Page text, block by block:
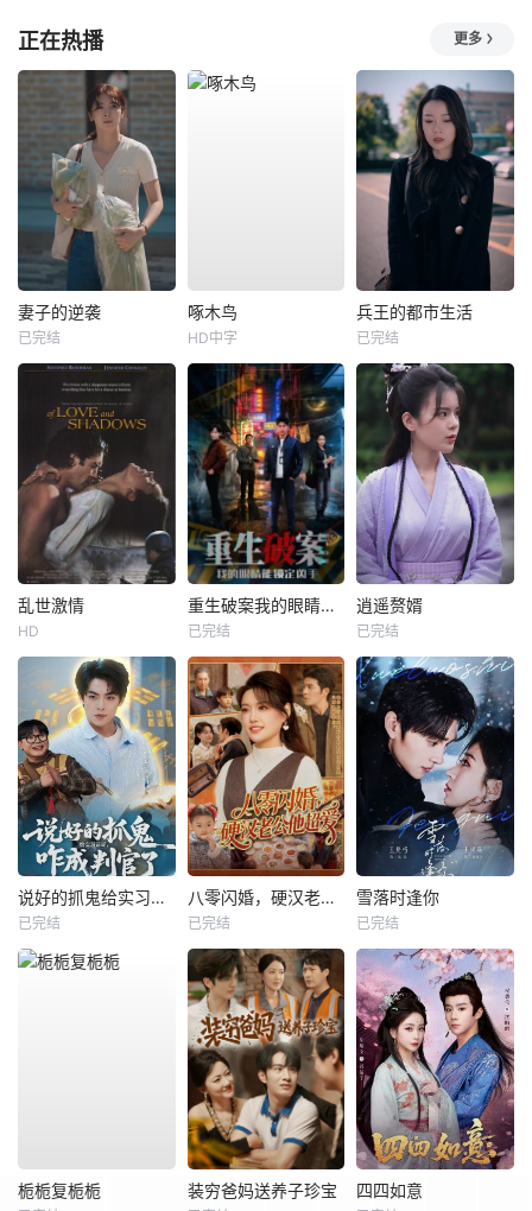
正在热播 更多
妻子的逆袭
已完结
啄木鸟
HD中字
兵王的都市生活
已完结
乱世激情
HD
重生破案我的眼睛能锁定凶手
已完结
逍遥赘婿
已完结
说好的抓鬼给实习证明，咋成判官了
已完结
八零闪婚，硬汉老公他超爱
已完结
雪落时逢你
已完结
栀栀复栀栀 装穷爸妈送养子珍宝 四四如意